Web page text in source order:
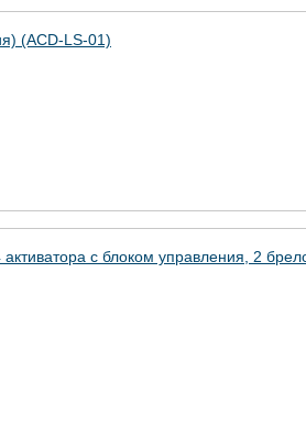
(ACD-LS-01)
с блоком управления, 2